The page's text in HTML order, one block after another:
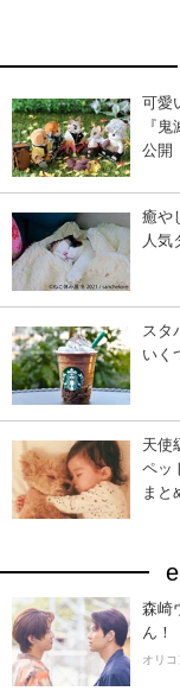
可愛
『
公開
癒や
人気
スタ
いく
天使
ペッ
まと
森崎
ん！
オリ